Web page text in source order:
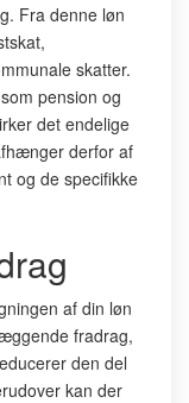
Fra denne løn
skatter.
pension og
det endelige
derfor af
og de specifikke
af din løn
fradrag,
den del
kan der